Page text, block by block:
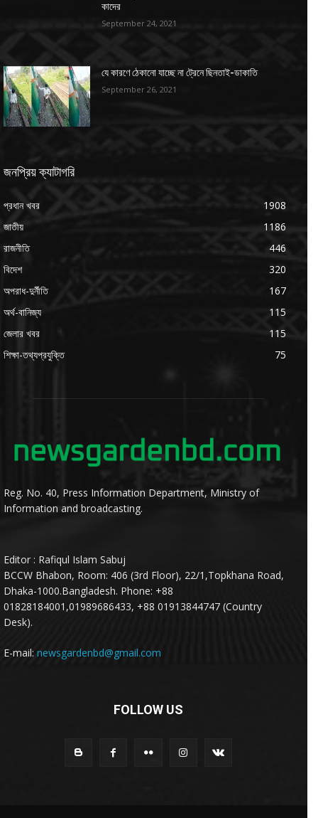
কাদের
September 24, 2021
যে কারণে ঠেকানো যাচ্ছে না ট্রেনে ছিনতাই-ডাকাতি
September 26, 2021
জনপ্রিয় ক্যাটাগরি
প্রধান খবর
1908
জাতীয়
1186
রাজনীতি
446
বিদেশ
320
অপরাধ-দুর্নীতি
167
অর্থ-বানিজ্য
115
জেলার খবর
115
শিক্ষা-তথ্যপ্রযুক্তি
75
Reg. No. 40, Press Information Department, Ministry of
Information and broadcasting.
Editor : Rafiqul Islam Sabuj
BCCW Bhabon, Room: 406 (3rd Floor), 22/1,Topkhana Road,
Dhaka-1000.Bangladesh. Phone: +88
01828184001,01989686433, +88 01913844747 (Country
Desk).
E-mail: newsgardenbd@gmail.com
FOLLOW US